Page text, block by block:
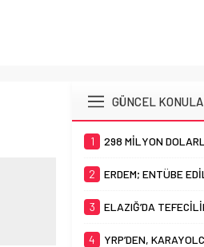
GÜNCEL
1 298 MİLYON
2 ERDEM; ENTÜBE
3 ELAZIĞ’DA
4 YRP’DEN,